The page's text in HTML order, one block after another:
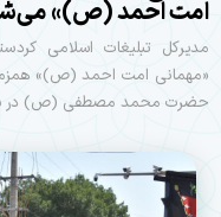
امت احمد (ص)»
مدیرکل تبلیغات اسلامی
«مهمانی امت احمد (ص)»
حضرت محمد مصطفی (ص) در